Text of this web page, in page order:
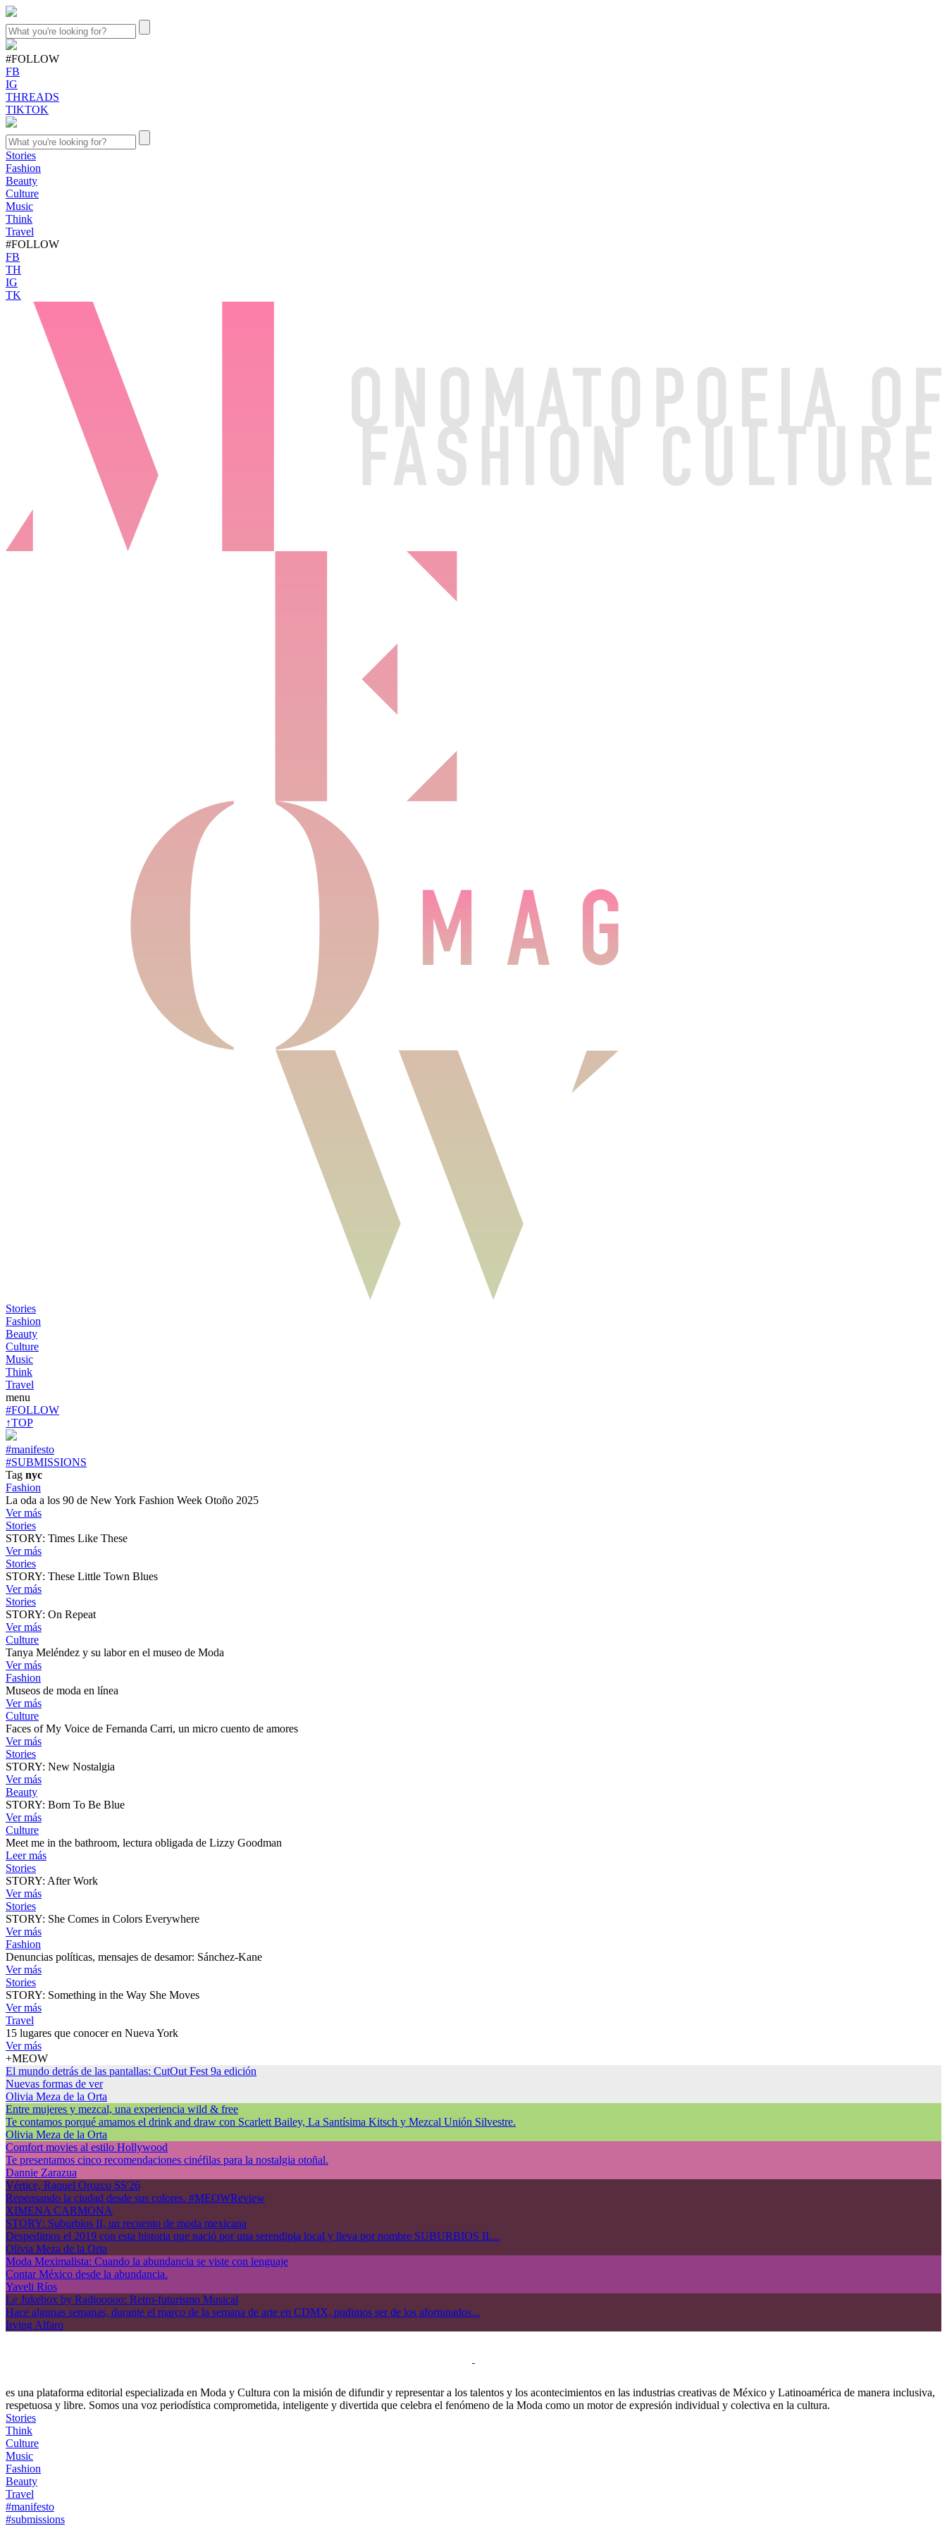
#FOLLOW
FB
IG
THREADS
TIKTOK
Stories
Fashion
Beauty
Culture
Music
Think
Travel
#FOLLOW
FB
TH
IG
TK
Stories
Fashion
Beauty
Culture
Music
Think
Travel
menu
#FOLLOW
↑TOP
#manifesto
#SUBMISSIONS
Tag nyc
Fashion
La oda a los 90 de New York Fashion Week Otoño 2025
Ver más
Stories
STORY: Times Like These
Ver más
Stories
STORY: These Little Town Blues
Ver más
Stories
STORY: On Repeat
Ver más
Culture
Tanya Meléndez y su labor en el museo de Moda
Ver más
Fashion
Museos de moda en línea
Ver más
Culture
Faces of My Voice de Fernanda Carri, un micro cuento de amores
Ver más
Stories
STORY: New Nostalgia
Ver más
Beauty
STORY: Born To Be Blue
Ver más
Culture
Meet me in the bathroom, lectura obligada de Lizzy Goodman
Leer más
Stories
STORY: After Work
Ver más
Stories
STORY: She Comes in Colors Everywhere
Ver más
Fashion
Denuncias políticas, mensajes de desamor: Sánchez-Kane
Ver más
Stories
STORY: Something in the Way She Moves
Ver más
Travel
15 lugares que conocer en Nueva York
Ver más
+MEOW
El mundo detrás de las pantallas: CutOut Fest 9a edición
Nuevas formas de ver
Olivia Meza de la Orta
Entre mujeres y mezcal, una experiencia wild & free
Te contamos porqué amamos el drink and draw con Scarlett Bailey, La Santísima Kitsch y Mezcal Unión Silvestre.
Olivia Meza de la Orta
Comfort movies al estilo Hollywood
Te presentamos cinco recomendaciones cinéfilas para la nostalgia otoñal.
Dannie Zarazua
Vértice, Raquel Orozco SS'26
Repensando la ciudad desde sus colores. #MEOWReview
XIMENA CARMONA
STORY: Suburbios II, un recuento de moda mexicana
Despedimos el 2019 con esta historia que nació por una serendipia local y lleva por nombre SUBURBIOS II....
Olivia Meza de la Orta
Moda Meximalista: Cuando la abundancia se viste con lenguaje
Contar México desde la abundancia.
Yaveli Ríos
Le Jukebox by Radiooooo: Retro-futurismo Musical
Hace algunas semanas, durante el marco de la semana de arte en CDMX, pudimos ser de los afortunados...
Irving Alfaro
es una plataforma editorial especializada en Moda y Cultura con la misión de difundir y representar a los talentos y los acontecimientos en las industrias creativas de México y Latinoamérica de manera inclusiva,
respetuosa y libre. Somos una voz periodística comprometida, inteligente y divertida que celebra el fenómeno de la Moda como un motor de expresión individual y colectiva en la cultura.
Stories
Think
Culture
Music
Fashion
Beauty
Travel
#manifesto
#submissions